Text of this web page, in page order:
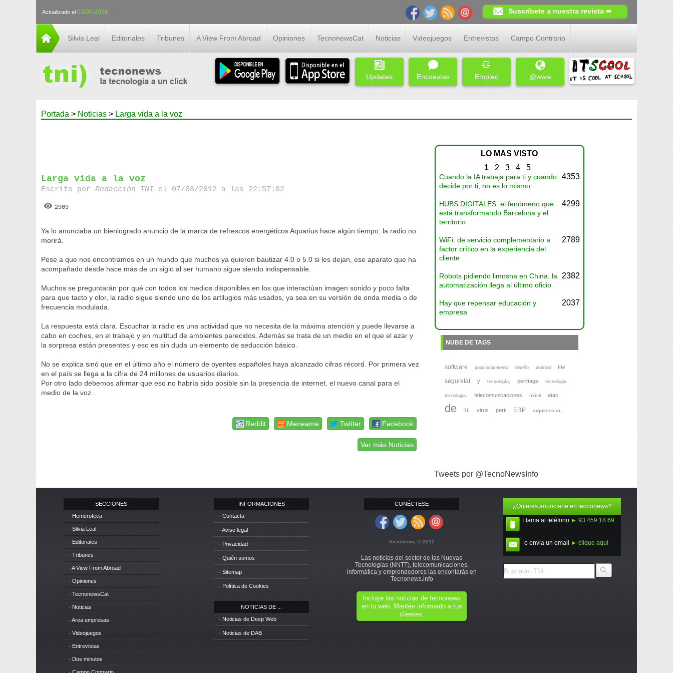
Actualizado el 03/08/2026 Suscríbete a nuestra revista ➨
Silvia Leal Editoriales Tribunes A View From Abroad Opiniones TecnonewsCat Noticias Videojuegos Entrevistas Campo Contrario
Updates Encuestas Empleo @www
Portada > Noticias > Larga vida a la voz
Larga vida a la voz
Escrito porRedacción TNI el 07/08/2012 a las 22:57:02
2909
Ya lo anunciaba un bienlogrado anuncio de la marca de refrescos energéticos Aquarius hace algún tiempo, la radio no
morirá.
Pese a que nos encontramos en un mundo que muchos ya quieren bautizar 4.0 o 5.0 si les dejan, ese aparato que ha
acompañado desde hace más de un siglo al ser humano sigue siendo indispensable.
Muchos se preguntarán por qué con todos los medios disponibles en los que interactúan imagen sonido y poco falta
para que tacto y olor, la radio sigue siendo uno de los artilugios más usados, ya sea en su versión de onda media o de
frecuencia modulada.
La respuesta está clara. Escuchar la radio es una actividad que no necesita de la máxima atención y puede llevarse a
cabo en coches, en el trabajo y en multitud de ambientes parecidos. Además se trata de un medio en el que el azar y
la sorpresa están presentes y eso es sin duda un elemento de seducción básico.
No se explica sinó que en el último año el número de oyentes españoles haya alcanzado cifras récord. Por primera vez
en el país se llega a la cifra de 24 millones de usuarios diarios.
Por otro lado debemos afirmar que eso no habría sido posible sin la presencia de internet. el nuevo canal para el
medio de la voz.
Facebook
Twitter
Meneame
Reddit
Ver más Noticias
LO MAS VISTO
1 2 3 4 5
Cuando la IA trabaja para ti y cuando
decide por ti, no es lo mismo
4353
HUBS DIGITALES: el fenómeno que
está transformando Barcelona y el
territorio
4299
WiFi: de servicio complementario a
factor crítico en la experiencia del
cliente
2789
Robots pidiendo limosna en China: la
automatización llega al último oficio
2382
Hay que repensar educación y
empresa
2037
NUBE DE TAGS
software posicionamiento diseño android FM
seguretat y tecnología, perittage tecnologia
tecnologia, telecomunicaciones móvil atac
de TI, virus perti ERP arquitectura,
Tweets por @TecnoNewsInfo
SECCIONES
· Hemeroteca
· Silvia Leal
· Editoriales
· Tribunes
· A View From Abroad
· Opiniones
· TecnonewsCat
· Noticias
· Area empresas
· Videojuegos
· Entrevistas
· Dos minutos
INFORMACIONES
· Contacta
· Aviso legal
· Privacidad
· Quién somos
· Sitemap
· Política de Cookies
NOTICIAS DE ...
· Noticias de Deep Web
· Noticias de DAB
CONÉCTESE
Tecnonews. © 2015
Las notícias del sector de las Nuevas
Tecnologías (NNTT), telecomunicaciones,
informática y emprendedores las encontarás en
Tecnonews.info
Incluye las noticias de tecnonews
en tu web. Mantén informado a tus
clientes.
¿Quieres anunciarte en tecnonews?
Llama al teléfono ► 93 459 18 69
o envia un email ► clique aqui